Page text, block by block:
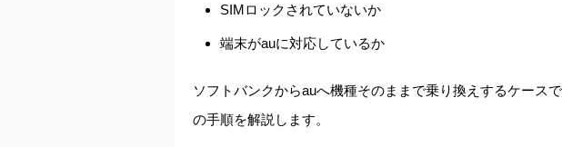
SIMロックされていないか
端末がauに対応しているか
ソフトバンクからauへ機種そのままで乗り換えするケース
の手順を解説します。